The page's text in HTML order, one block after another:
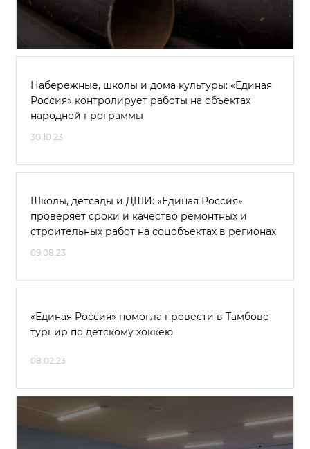
Набережные, школы и дома культуры: «Единая
Россия» контролирует работы на объектах
народной программы
30.10.23
Школы, детсады и ДШИ: «Единая Россия»
проверяет сроки и качество ремонтных и
строительных работ на соцобъектах в регионах
09.08.23
«Единая Россия» помогла провести в Тамбове
турнир по детскому хоккею
08.02.23